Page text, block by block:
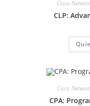
Cisco
CLP:
Cisco
CPA: